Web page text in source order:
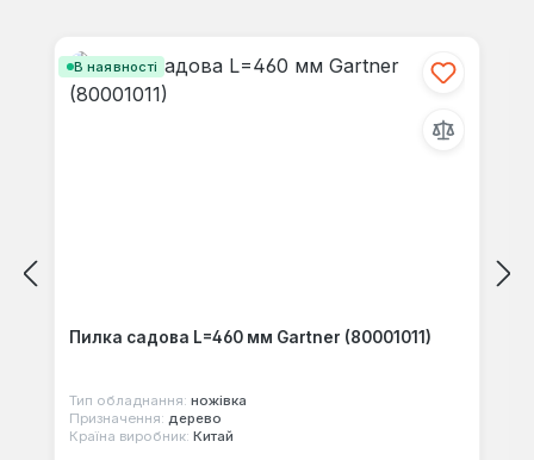
В наявності
Пилка садова L=460 мм Gartner (80001011)
Тип обладнання: ножівка
Призначення: дерево
Країна виробник: Китай